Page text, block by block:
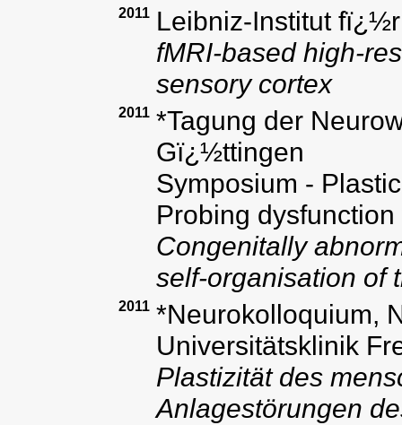
2011 Leibniz-Institut
fMRI-based high-
sensory cortex
2011 *Tagung der
Gï¿½ttingen
Symposium -
Probing
Congenitally
self-organisation of
2011 *Neurokolloquium,
Universitätsklinik
Plastizität des
Anlagestörungen